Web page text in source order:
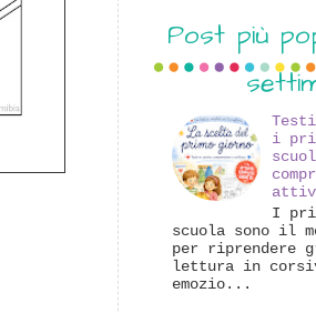
Post più
i
I
scuola sono il
per riprendere
lettura in
emozio...